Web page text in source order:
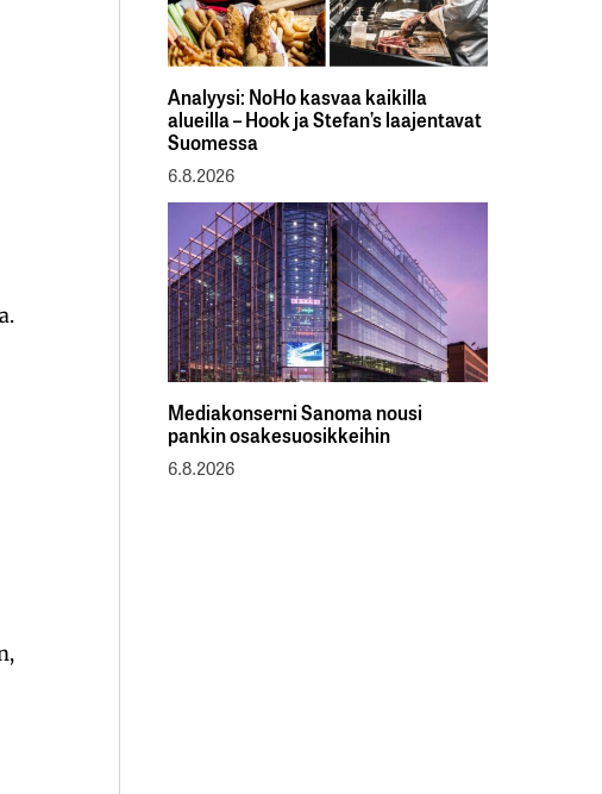
Analyysi: NoHo kasvaa kaikilla
alueilla – Hook ja Stefan’s laajentavat
Suomessa
6.8.2026
Mediakonserni Sanoma nousi
pankin osakesuosikkeihin
6.8.2026